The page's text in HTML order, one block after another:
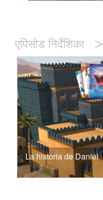
एपिसोड निर्देशिका >
La historia de Daniel